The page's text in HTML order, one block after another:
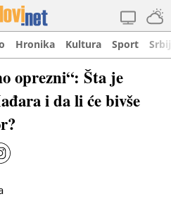
Hronika Kultura Sport
oprezni“: Šta je
i da li će bivše